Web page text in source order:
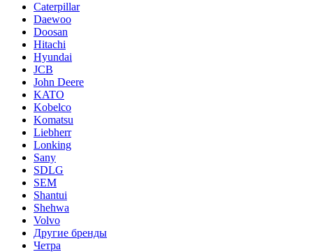
Caterpillar
Daewoo
Doosan
Hitachi
Hyundai
JCB
John Deere
KATO
Kobelco
Komatsu
Liebherr
Lonking
Sany
SDLG
SEM
Shantui
Shehwa
Volvo
Другие бренды
Четра